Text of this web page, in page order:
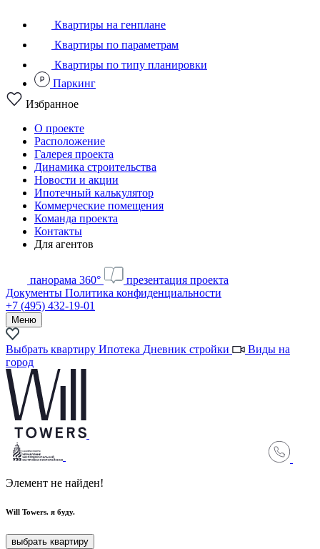
Квартиры на генплане
Квартиры по параметрам
Квартиры по типу планировки
Паркинг
Избранное
О проекте
Расположение
Галерея проекта
Динамика строительства
Новости и акции
Ипотечный калькулятор
Коммерческие помещения
Команда проекта
Контакты
Для агентов
панорама 360°
презентация проекта
Документы Политика конфиденциальности
+7 (495) 432-19-01
Меню
Выбрать квартиру Ипотека Дневник стройки
Виды на
город
Элемент не найден!
Will Towers. я буду.
выбрать квартиру